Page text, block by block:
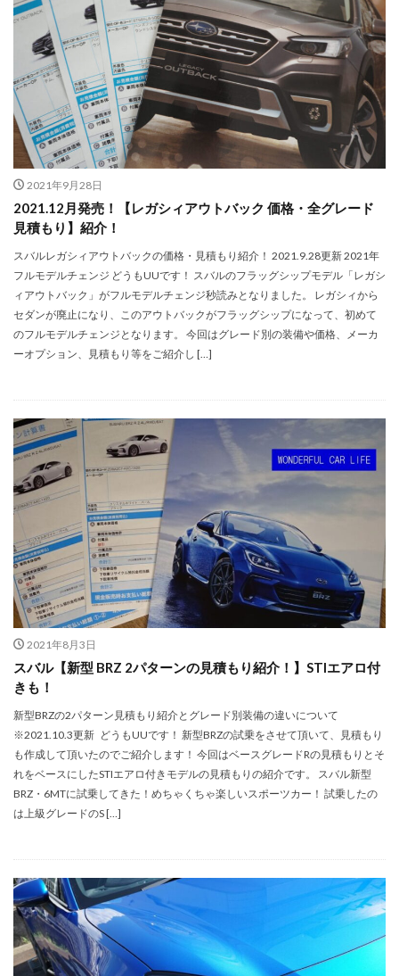
2021年9月28日
2021.12月発売！【レガシィアウトバック 価格・全グレード
見積もり】紹介！
スバルレガシィアウトバックの価格・見積もり紹介！ 2021.9.28更新 2021年
フルモデルチェンジ どうもUUです！ スバルのフラッグシップモデル「レガシ
ィアウトバック」がフルモデルチェンジ秒読みとなりました。 レガシィから
セダンが廃止になり、このアウトバックがフラッグシップになって、初めて
のフルモデルチェンジとなります。 今回はグレード別の装備や価格、メーカ
ーオプション、見積もり等をご紹介し […]
2021年8月3日
スバル【新型 BRZ 2パターンの見積もり紹介！】STIエアロ付
きも！
新型BRZの2パターン見積もり紹介とグレード別装備の違いについて
※2021.10.3更新 どうもUUです！ 新型BRZの試乗をさせて頂いて、見積もり
も作成して頂いたのでご紹介します！ 今回はベースグレードRの見積もりとそ
れをベースにしたSTIエアロ付きモデルの見積もりの紹介です。 スバル新型
BRZ・6MTに試乗してきた！めちゃくちゃ楽しいスポーツカー！ 試乗したの
は上級グレードのS […]